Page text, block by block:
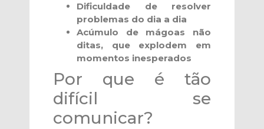
Dificuldade de resolver
problemas do dia a dia
Acúmulo de mágoas não
ditas, que explodem em
momentos inesperados
Por que é tão
difícil se
comunicar?